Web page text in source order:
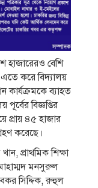
বেশি
করে বিদ্যালয়
কার্যক্রমকে ব্যাহত
বিজ্ঞপ্তির
প্রায় ৪৫ হাজার
করেছে।
প্রাথমিক শিক্ষা
মনসুরুল
সিদ্দিক, রুহুল